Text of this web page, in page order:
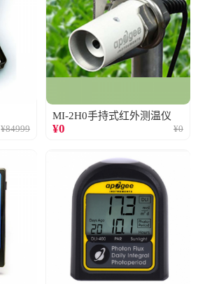
¥84999
MI-2H0手持式红外测温仪
¥0 ¥0